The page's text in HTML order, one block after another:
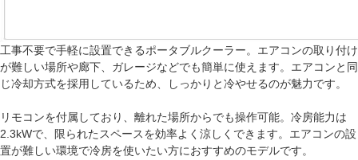
工事不要で手軽に設置できるポータブルクーラー。エアコンの取り付け
が難しい場所や廊下、ガレージなどでも簡単に使えます。エアコンと同
じ冷却方式を採用しているため、しっかりと冷やせるのが魅力です。
リモコンを付属しており、離れた場所からでも操作可能。冷房能力は
2.3kWで、限られたスペースを効率よく涼しくできます。エアコンの設
置が難しい環境で冷房を使いたい方におすすめのモデルです。